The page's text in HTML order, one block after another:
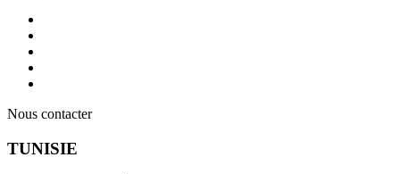
Nous contacter
TUNISIE